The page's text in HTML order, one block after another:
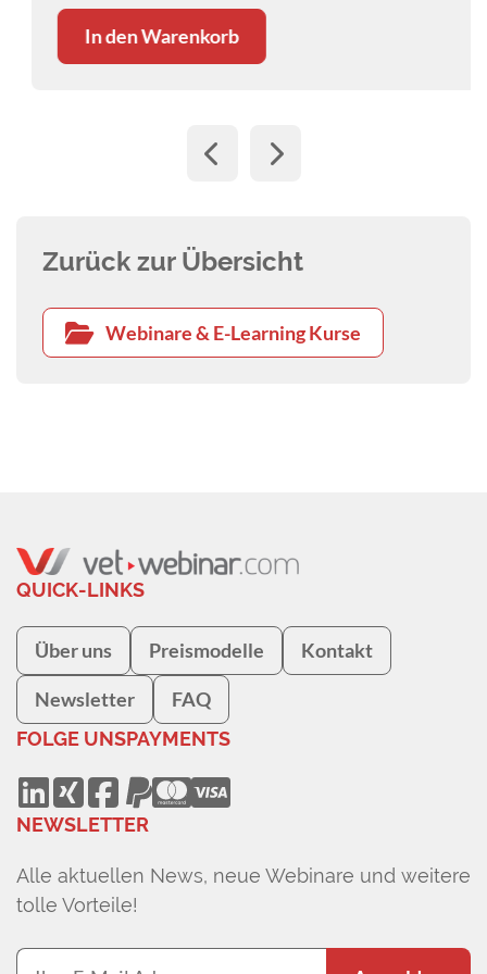
In den Warenkorb
Zurück zur Übersicht
Webinare & E-Learning Kurse
QUICK-LINKS
Über uns Preismodelle Kontakt
Newsletter FAQ
FOLGE UNSPAYMENTS
NEWSLETTER
Alle aktuellen News, neue Webinare und weitere
tolle Vorteile!